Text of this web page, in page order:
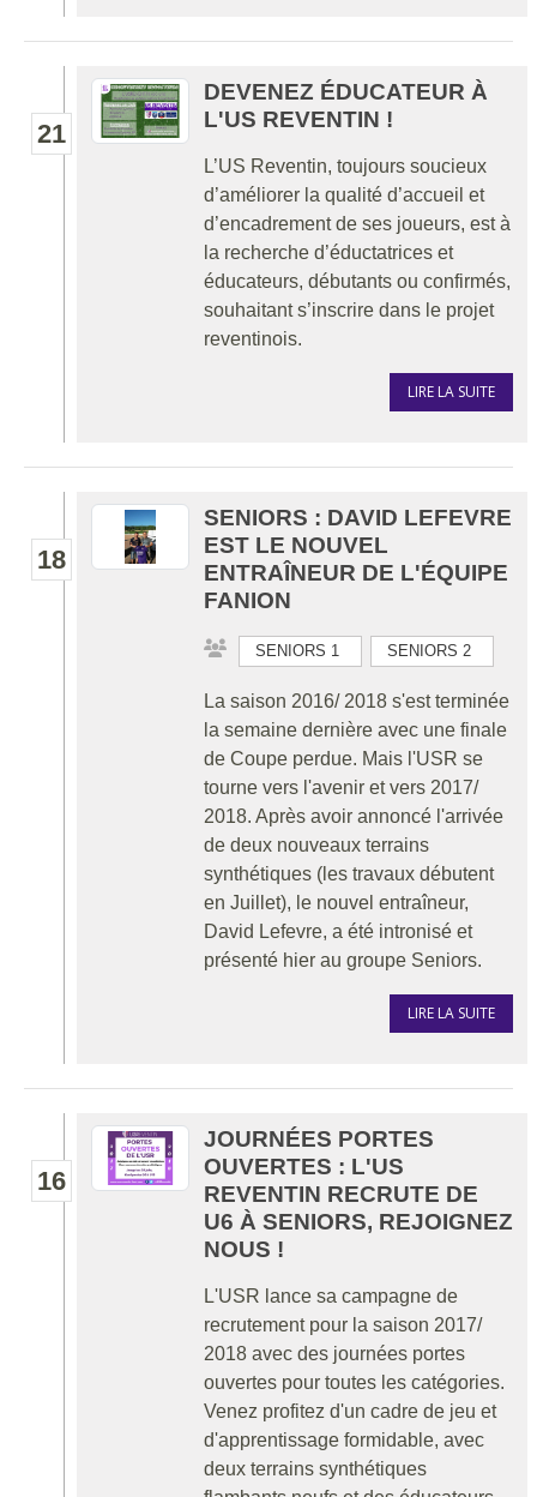
21
DEVENEZ ÉDUCATEUR À
L'US REVENTIN !
L’US Reventin, toujours soucieux
d’améliorer la qualité d’accueil et
d’encadrement de ses joueurs, est à
la recherche d’éductatrices et
éducateurs, débutants ou confirmés,
souhaitant s’inscrire dans le projet
reventinois.
LIRE LA SUITE
18
SENIORS : DAVID LEFEVRE
EST LE NOUVEL
ENTRAÎNEUR DE L'ÉQUIPE
FANION
SENIORS 1 SENIORS 2
La saison 2016/ 2018 s'est terminée
la semaine dernière avec une finale
de Coupe perdue. Mais l'USR se
tourne vers l'avenir et vers 2017/
2018. Après avoir annoncé l'arrivée
de deux nouveaux terrains
synthétiques (les travaux débutent
en Juillet), le nouvel entraîneur,
David Lefevre, a été intronisé et
présenté hier au groupe Seniors.
LIRE LA SUITE
16
JOURNÉES PORTES
OUVERTES : L'US
REVENTIN RECRUTE DE
U6 À SENIORS, REJOIGNEZ
NOUS !
L'USR lance sa campagne de
recrutement pour la saison 2017/
2018 avec des journées portes
ouvertes pour toutes les catégories.
Venez profitez d'un cadre de jeu et
d'apprentissage formidable, avec
deux terrains synthétiques